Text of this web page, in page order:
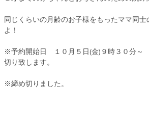
同じくらいの月齢のお子様をもったママ同
よ！
※予約開始日 １０月５日(金)９時３０分～
切り致します。
※締め切りました。